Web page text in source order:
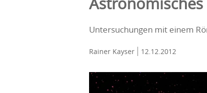
Untersuchungen mit einem
Rainer Kayser 12.12.2012